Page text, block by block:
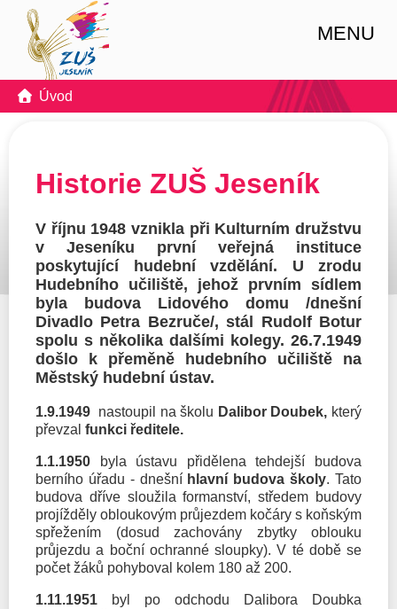
MENU
Úvod
Historie ZUŠ Jeseník
V říjnu 1948 vznikla při Kulturním družstvu
v Jeseníku první veřejná instituce
poskytující hudební vzdělání. U zrodu
Hudebního učiliště, jehož prvním sídlem
byla budova Lidového domu /dnešní
Divadlo Petra Bezruče/, stál Rudolf Botur
spolu s několika dalšími kolegy. 26.7.1949
došlo k přeměně hudebního učiliště na
Městský hudební ústav.
1.9.1949 nastoupil na školu Dalibor Doubek, který
převzal funkci ředitele.
1.1.1950 byla ústavu přidělena tehdejší budova
berního úřadu - dnešní hlavní budova školy. Tato
budova dříve sloužila formanství, středem budovy
projížděly obloukovým průjezdem kočáry s koňským
spřežením (dosud zachovány zbytky oblouku
průjezdu a boční ochranné sloupky). V té době se
počet žáků pohyboval kolem 180 až 200.
1.11.1951
byl po odchodu Dalibora Doubka